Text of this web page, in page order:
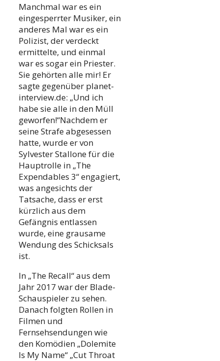
Manchmal war es ein
eingesperrter Musiker, ein
anderes Mal war es ein
Polizist, der verdeckt
ermittelte, und einmal
war es sogar ein Priester.
Sie gehörten alle mir! Er
sagte gegenüber planet-
interview.de: „Und ich
habe sie alle in den Müll
geworfen!“Nachdem er
seine Strafe abgesessen
hatte, wurde er von
Sylvester Stallone für die
Hauptrolle in „The
Expendables 3“ engagiert,
was angesichts der
Tatsache, dass er erst
kürzlich aus dem
Gefängnis entlassen
wurde, eine grausame
Wendung des Schicksals
ist.
In „The Recall“ aus dem
Jahr 2017 war der Blade-
Schauspieler zu sehen.
Danach folgten Rollen in
Filmen und
Fernsehsendungen wie
den Komödien „Dolemite
Is My Name“ „Cut Throat